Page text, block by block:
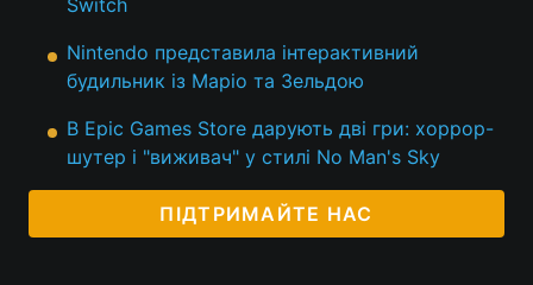
Switch
Nintendo представила інтерактивний
будильник із Маріо та Зельдою
В Epic Games Store дарують дві гри: хоррор-
шутер і "виживач" у стилі No Man's Sky
ПІДТРИМАЙТЕ НАС